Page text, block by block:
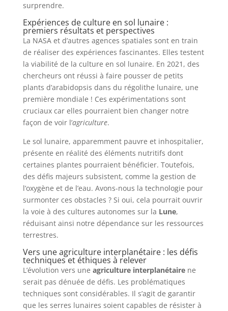
surprendre.
Expériences de culture en sol lunaire :
premiers résultats et perspectives
La NASA et d’autres agences spatiales sont en train
de réaliser des expériences fascinantes. Elles testent
la viabilité de la culture en sol lunaire. En 2021, des
chercheurs ont réussi à faire pousser de petits
plants d’arabidopsis dans du régolithe lunaire, une
première mondiale ! Ces expérimentations sont
cruciaux car elles pourraient bien changer notre
façon de voir l’agriculture.
Le sol lunaire, apparemment pauvre et inhospitalier,
présente en réalité des éléments nutritifs dont
certaines plantes pourraient bénéficier. Toutefois,
des défis majeurs subsistent, comme la gestion de
l’oxygène et de l’eau. Avons-nous la technologie pour
surmonter ces obstacles ? Si oui, cela pourrait ouvrir
la voie à des cultures autonomes sur la Lune,
réduisant ainsi notre dépendance sur les ressources
terrestres.
Vers une agriculture interplanétaire : les défis
techniques et éthiques à relever
L’évolution vers une agriculture interplanétairene
serait pas dénuée de défis. Les problématiques
techniques sont considérables. Il s’agit de garantir
que les serres lunaires soient capables de résister à